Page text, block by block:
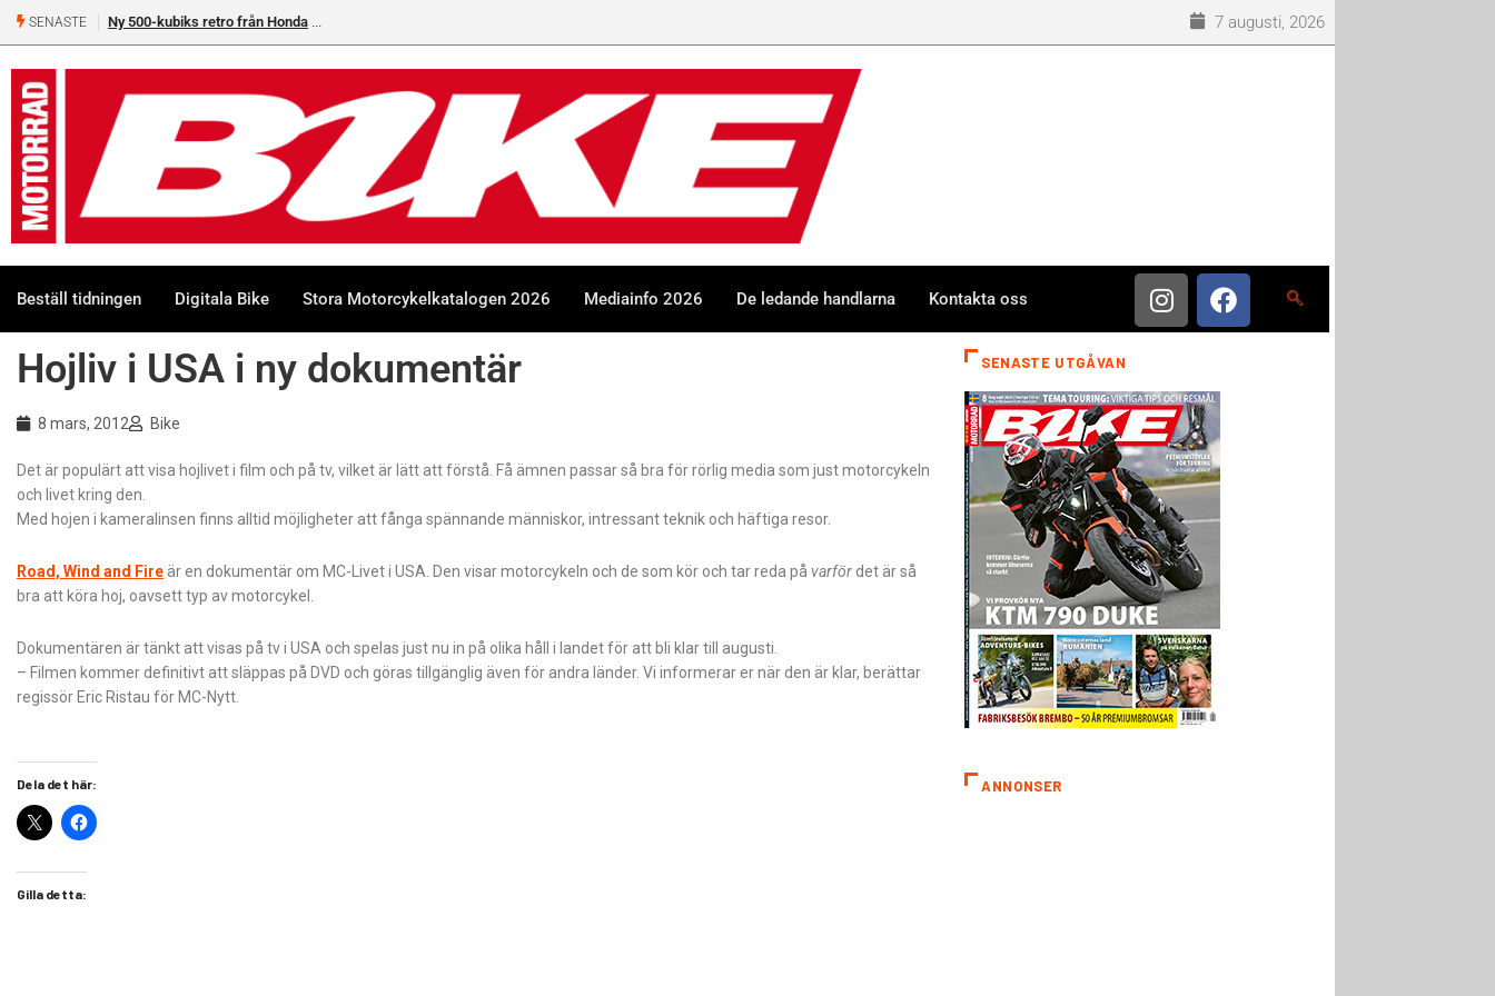
SENASTE Ny 500-kubiks retro från Honda 7 augusti, 2026
Beställ tidningen Digitala Bike Stora Motorcykelkatalogen 2026 Mediainfo 2026 De ledande handlarna Kontakta oss
Hojliv i USA i ny dokumentär
8 mars, 2012 Bike
Det är populärt att visa hojlivet i film och på tv, vilket är lätt att förstå. Få ämnen passar så bra för rörlig media som just motorcykeln
och livet kring den.
Med hojen i kameralinsen finns alltid möjligheter att fånga spännande människor, intressant teknik och häftiga resor.
Road, Wind and Fire är en dokumentär om MC-Livet i USA. Den visar motorcykeln och de som kör och tar reda på varför det är så
bra att köra hoj, oavsett typ av motorcykel.
Dokumentären är tänkt att visas på tv i USA och spelas just nu in på olika håll i landet för att bli klar till augusti.
– Filmen kommer definitivt att släppas på DVD och göras tillgänglig även för andra länder. Vi informerar er när den är klar, berättar
regissör Eric Ristau för MC-Nytt.
Dela det här:
Gilla detta:
SENASTE UTGÅVAN
ANNONSER